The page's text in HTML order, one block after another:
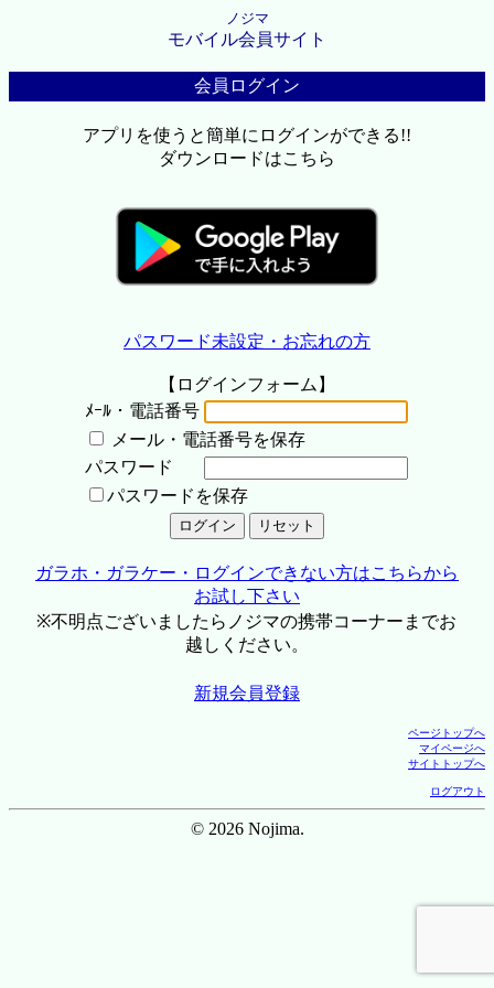
ノジマ
モバイル会員サイト
会員ログイン
アプリを使うと簡単にログインができる!!
ダウンロードはこちら
パスワード未設定・お忘れの方
【ログインフォーム】
ﾒｰﾙ・電話番号
メール・電話番号を保存
パスワード
パスワードを保存
ガラホ・ガラケー・ログインできない方はこちらから
お試し下さい
※不明点ございましたらノジマの携帯コーナーまでお
越しください。
新規会員登録
ページトップへ
マイページへ
サイトトップへ
ログアウト
© 2026 Nojima.